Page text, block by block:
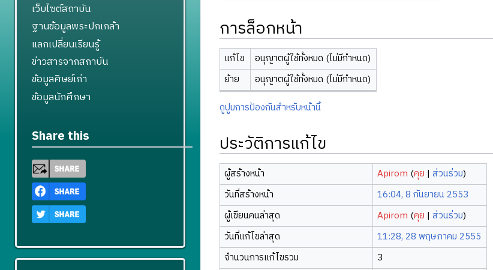
การล็อกหน้า
แก้ไข
อนุญาตผู้ใช้ทั้งหมด (ไม่มีกำหนด)
ย้าย
อนุญาตผู้ใช้ทั้งหมด (ไม่มีกำหนด)
ดูปูมการป้องกันสำหรับหน้านี้
ประวัติการแก้ไข
ผู้สร้างหน้า Apirom (คุย |ส่วนร่วม)
วันที่สร้างหน้า
16:04, 8 กันยายน 2553
ผู้เขียนคนล่าสุด
Apirom (คุย |ส่วนร่วม)
วันที่แก้ไขล่าสุด
11:28, 28 พฤษภาคม 2555
จำนวนการแก้ไขรวม
3
เว็บไซต์สถาบัน
ฐานข้อมูลพระปกเกล้า
แลกเปลี่ยนเรียนรู้
ข่าวสารจากสถาบัน
ข้อมูลศิษย์เก่า
ข้อมูลนักศึกษา
Share this